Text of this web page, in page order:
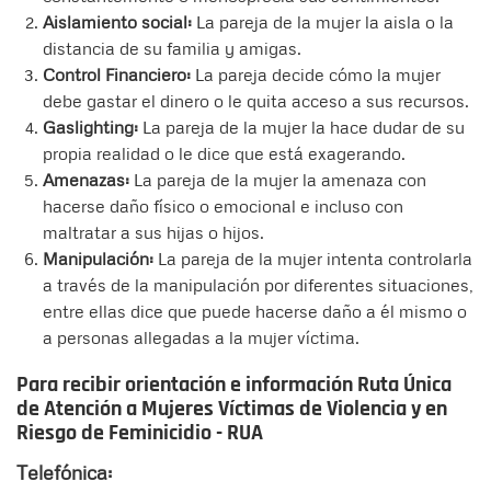
Aislamiento social: La pareja de la mujer la aisla o la
distancia de su familia y amigas.
Control Financiero: La pareja decide cómo la mujer
debe gastar el dinero o le quita acceso a sus recursos.
Gaslighting: La pareja de la mujer la hace dudar de su
propia realidad o le dice que está exagerando.
Amenazas: La pareja de la mujer la amenaza con
hacerse daño físico o emocional e incluso con
maltratar a sus hijas o hijos.
Manipulación: La pareja de la mujer intenta controlarla
a través de la manipulación por diferentes situaciones,
entre ellas dice que puede hacerse daño a él mismo o
a personas allegadas a la mujer víctima.
Para recibir orientación e información Ruta Única
de Atención a Mujeres Víctimas de Violencia y en
Riesgo de Feminicidio - RUA
Telefónica: